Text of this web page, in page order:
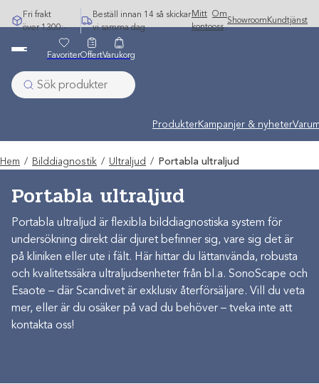
Hoppa
till
Fri frakt
över 1300:-
Beställ innan 14 så skickar
vi samma dag
Mitt
konto
Om
oss
Showroom Kundtjänst
ProdukterKampanjer & nyheter
FavoriterOffertVarukorg
Hem / Bilddiagnostik / Ultraljud / Portabla ultraljud
Portabla ultraljud
Portabla ultraljud är flexibla bilddiagnostiska system för
undersökning direkt där djuret befinner sig, vare sig det är
på kliniken eller ute i fält. Här hittar du lättanvända, robusta
och kvalitetssäkra ultraljudsenheter från bl.a. SonoScape och
Esaote – där Scandivet är exklusiv återförsäljare. Vill du veta
mer, eller är du osäker på vad du behöver – tveka inte att
kontakta oss!